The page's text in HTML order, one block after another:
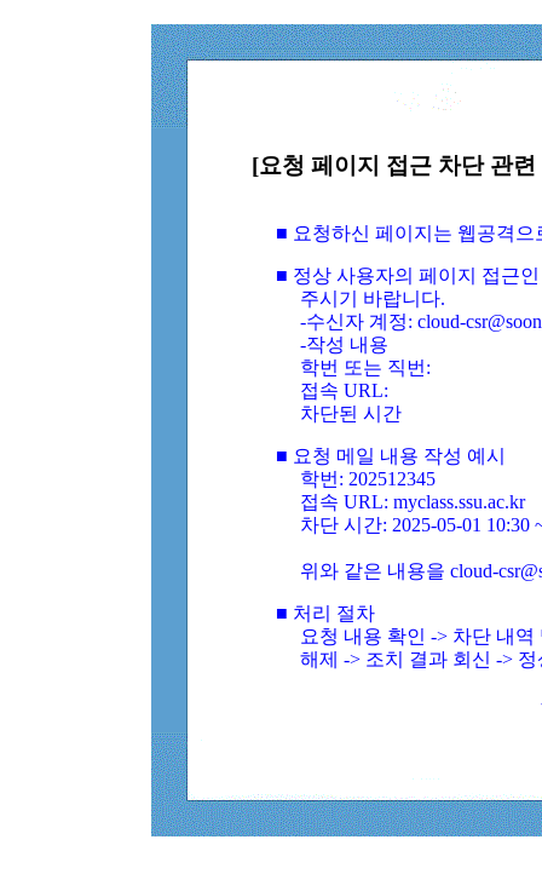
[요청 페이지 접근 차단 관
■ 요청하신 페이지는 웹공격
■ 정상 사용자의 페이지 접근
주시기 바랍니다.
-수신자 계정: cloud-
-작성 내용
학번 또는 직번:
접속 URL:
차단된 시간
■ 요청 메일 내용 작성 예시
학번: 202512345
접속 URL: myclass.ssu.ac.kr
차단 시간: 2025-05-01 10:30
위와 같은 내용을 cloud-
■ 처리 절차
요청 내용 확인 -> 차단 내
해제 -> 조치 결과 회신 ->